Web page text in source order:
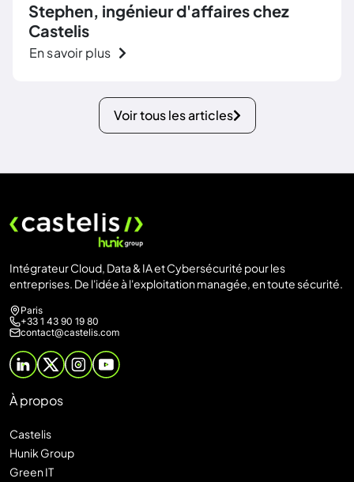
Stephen, ingénieur d'affaires chez
Castelis
En savoir plus
Voir tous les articles
Intégrateur Cloud, Data & IA et Cybersécurité pour les
entreprises. De l'idée à l'exploitation managée, en toute sécurité.
Paris
+33 1 43 90 19 80
contact@castelis.com
À propos
Castelis
Hunik Group
Green IT